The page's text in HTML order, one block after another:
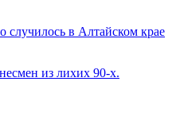
случилось в Алтайском крае
из лихих 90-х.